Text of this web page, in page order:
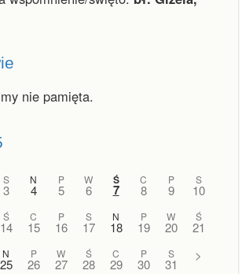
nie pamięta.
S
3
N
4
P
5
W
6
Ś
7
C
8
P
9
S
10
Ś
14
C
15
P
16
S
17
N
18
P
19
W
20
Ś
21
N
25
P
26
W
27
Ś
28
C
29
P
30
S
31
>